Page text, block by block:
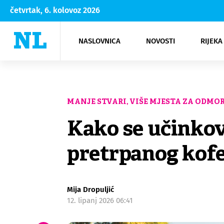
četvrtak, 6. kolovoz 2026
NASLOVNICA NOVOSTI
Rijeka Opatija
NK
Moda
Kultura
MANJE STVARI, VIŠE MJESTA ZA
Kako se
pretrpanog
Mija Dropuljić
12. lipanj 2026 06:41